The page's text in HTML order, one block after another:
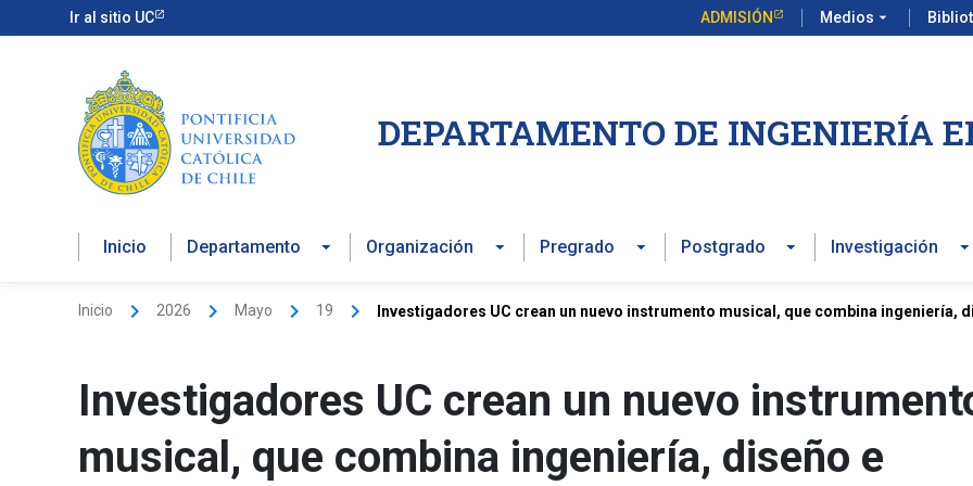
al
Ir al sitio UC ADMISIÓN Medios arrow_drop_down
DEPARTAMENTO DE INGENIERÍA
Inicio Departamento Organización Pregrado Postgrado Investigación
Inicio 2026 Mayo 19 Investigadores UC crean un nuevo instrumento musical, que combina ingeniería,
Investigadores UC crean un nuevo
musical, que combina ingeniería, diseño e